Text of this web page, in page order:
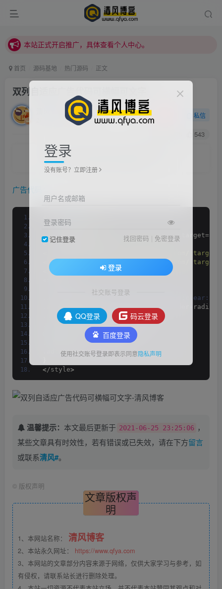
本站正式开启推广，具体查看个人中心。
本站正式开启推广，具体查看个人中心。
首页 源码基地 热门源码 正文
双列自适应广告代码可横幅可文字
2021/6/25/ 23:25更新
私信
543
Give light and people will find the way.
广告代码
div
<!--图片横幅广告--
<a href= "https://aizhancloud.com/" target=
<!--自适应文字广告--
"https://aizhancloud.com/
li
"https://aizhancloud.com/
/div
.ad a{margin:5px;display:block;border-
.ad img { max-width: 100%;}
.ad li{float:left;width:50%;}
max-width:999px)
margin: 0 0 10px 0;}
.ad li{width:100%;}
</style>
温馨提示： 本文最后更新于 2021-06-25 23:25:06 ，
某些文章具有时效性，若有错误或已失效，请在下方留言
或联系清风#。
© 版权声明
文章版权声
明
1、本网站名称： 清风博客
2、本站永久网址： https://www.qfya.com
3、本网站的文章部分内容来源于网络，仅供大家学习与参考，如
有侵权，请联系站长进行删除处理。
登录
没有账号？立即注册
用户名或邮箱
登录密码
记住登录 找回密码 免密登录
登录
社交账号登录
QQ登录
码云登录
百度登录
使用社交账号登录即表示同意隐私声明